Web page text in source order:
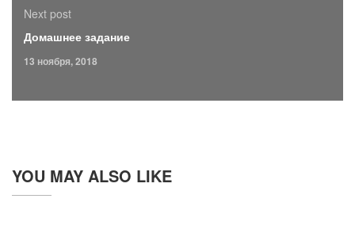
Next post
Домашнее задание
13 ноября, 2018
YOU MAY ALSO LIKE